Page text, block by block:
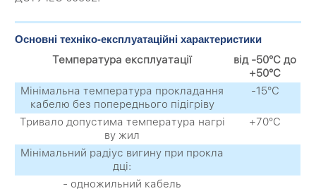
Основні техніко-експлуатаційні характеристики
Температура експлуатації
від -50°С до
+50°С
Мінімальна температура прокладання
кабелю без попереднього підігріву
-15°С
Тривало допустима температура нагрі
ву жил
+70°С
Мінімальний радіус вигину при прокла
дці:
- одножильний кабель